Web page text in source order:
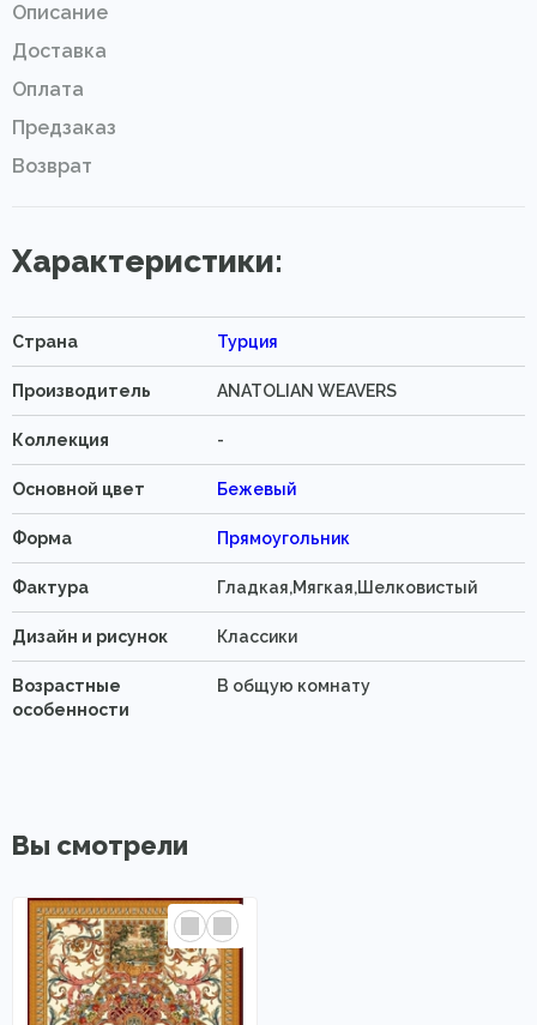
Описание
Доставка
Оплата
Предзаказ
Возврат
Характеристики:
Страна Турция
Производитель ANATOLIAN WEAVERS
Коллекция -
Основной цвет Бежевый
Форма Прямоугольник
Фактура Гладкая,Мягкая,Шелковистый
Дизайн и рисунок Классики
Возрастные
особенности
В общую комнату
Вы смотрели